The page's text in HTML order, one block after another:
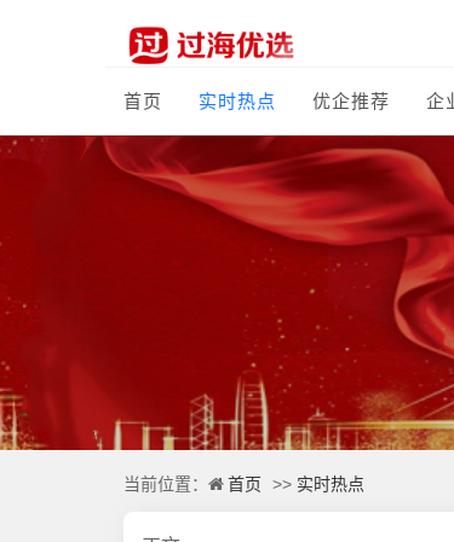
首页 实时热点 优企推荐 企
当前位置： 首页 >> 实时热点